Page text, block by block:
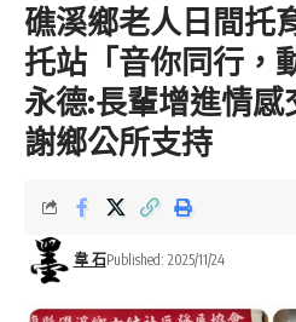
礁溪鄉老人日間
托站「音你同行
永德:長輩增進情
謝鄉公所支持
韋 石Published: 2025/11/24